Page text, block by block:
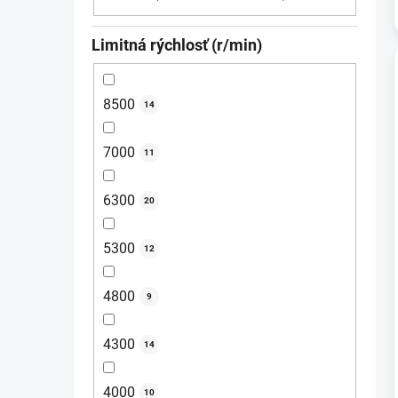
Limitná rýchlosť (r/min)
8500 14
7000 11
6300 20
5300 12
4800 9
4300 14
4000 10